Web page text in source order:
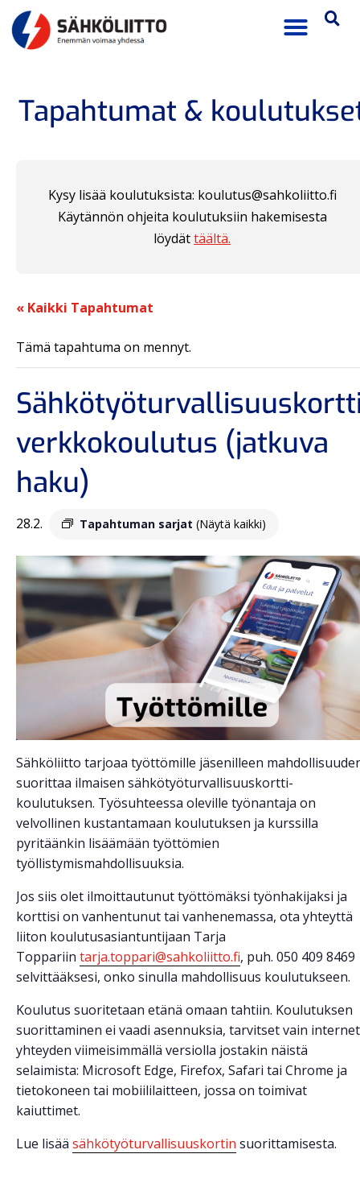
Tapahtumat &
Kysy lisää koulutuksista: koulutus@sahkoliitto.fi
Käytännön ohjeita koulutuksiin hakemisesta
löydättäältä.
« Kaikki Tapahtumat
Tämä tapahtuma on mennyt.
verkkokoulutus (jatkuva
haku)
28.2. Tapahtuman sarjat (Näytä kaikki)
Sähköliitto tarjoaa työttömille jäsenilleen
suorittaa ilmaisen sähkötyöturvallisuuskortti-
koulutuksen. Työsuhteessa oleville työnantaja on
velvollinen kustantamaan koulutuksen ja kurssilla
pyritäänkin lisäämään työttömien
työllistymismahdollisuuksia.
Jos siis olet ilmoittautunut työttömäksi työnhakijaksi ja
korttisi on vanhentunut tai vanhenemassa, ota yhteyttä
liiton koulutusasiantuntijaan Tarja
Toppariin tarja.toppari@sahkoliitto.fi, puh. 050 409 8469
selvittääksesi, onko sinulla mahdollisuus koulutukseen.
Koulutus suoritetaan etänä omaan tahtiin. Koulutuksen
suorittaminen ei vaadi asennuksia, tarvitset vain
yhteyden viimeisimmällä versiolla jostakin näistä
selaimista: Microsoft Edge, Firefox, Safari tai Chrome ja
tietokoneen tai mobiililaitteen, jossa on toimivat
kaiuttimet.
Lue lisää sähkötyöturvallisuuskortin suorittamisesta.